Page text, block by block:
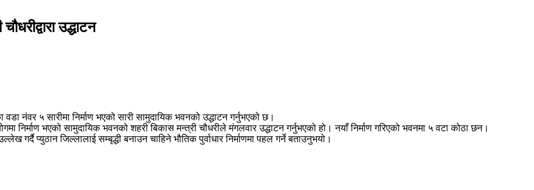
उद्धाटन
नंवर ५ सारीमा निर्माण भएको सारी सामुदायिक भवनको उद्धाटन गर्नुभएको छ।
भएको सामुदायिक भवनको शहरी बिकास मन्त्री चौधरीले मंगलवार उद्धाटन गर्नुभएको हो। नयाँ निर्माण गरिएको भवनमा ५ वटा कोठा छन।
प्युठान जिल्लालाई सम्बृद्धी बनाउन चाहिने भौतिक पुर्वाधार निर्माणमा पहल गर्ने बताउनुभयो।